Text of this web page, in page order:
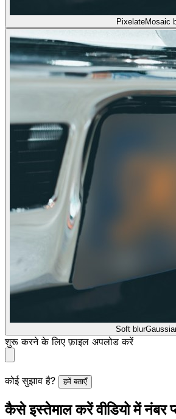
PixelateMosaic
Soft blur
शुरू करने के लिए फ़ाइल अपलोड करें
कोई सुझाव है? हमें बताएँ
कैसे इस्तेमाल करें वीडियो में नंबर